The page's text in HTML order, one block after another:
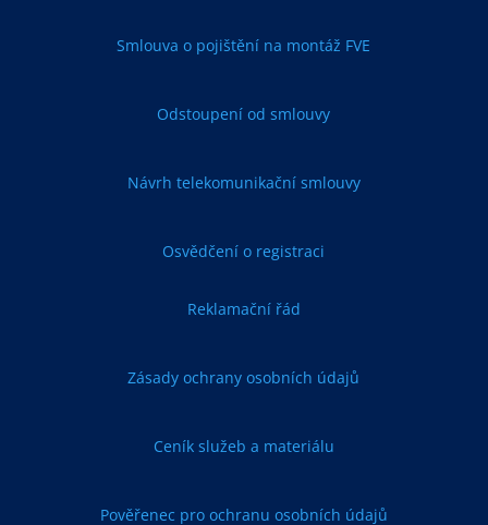
Smlouva o pojištění na montáž FVE
Odstoupení od smlouvy
Návrh telekomunikační smlouvy
Osvědčení o registraci
Reklamační řád
Zásady ochrany osobních údajů
Ceník služeb a materiálu
Pověřenec pro ochranu osobních údajů